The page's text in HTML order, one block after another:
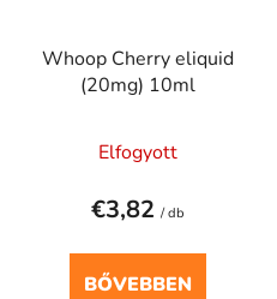
Whoop Cherry eliquid
(20mg) 10ml
Elfogyott
€3,82 / db
BŐVEBBEN